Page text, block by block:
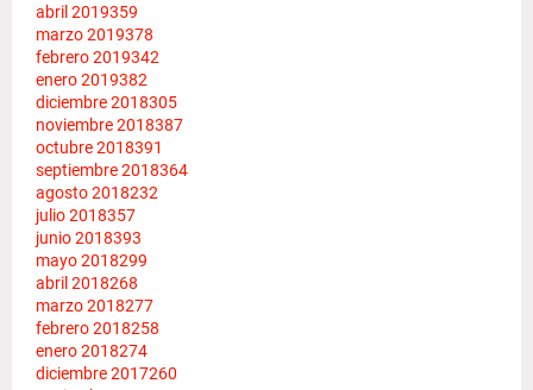
abril 2019359
marzo 2019378
febrero 2019342
enero 2019382
diciembre 2018305
noviembre 2018387
octubre 2018391
septiembre 2018364
agosto 2018232
julio 2018357
junio 2018393
mayo 2018299
abril 2018268
marzo 2018277
febrero 2018258
enero 2018274
diciembre 2017260